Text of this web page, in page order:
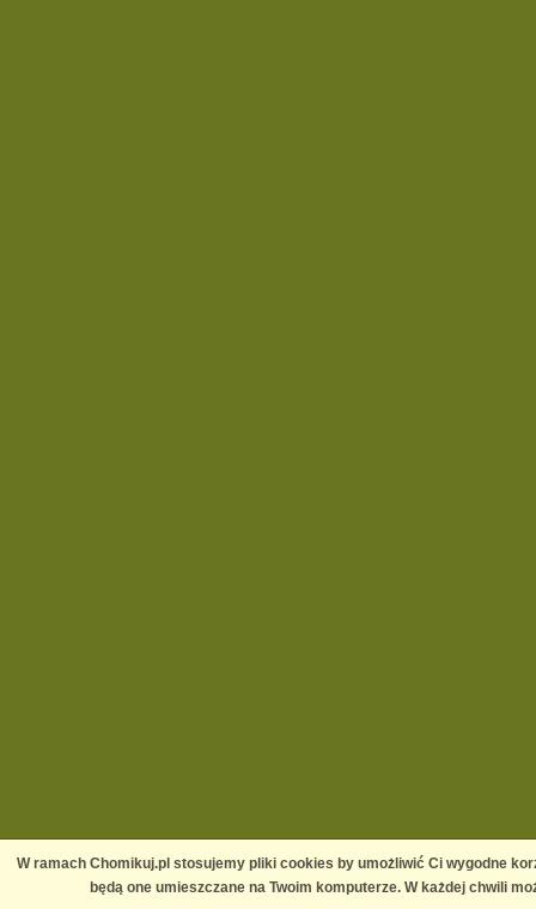
W ramach Chomikuj.pl stosujemy pliki cookies by umożliwić Ci wygodne
będą one umieszczane na Twoim komputerze. W każdej chwili